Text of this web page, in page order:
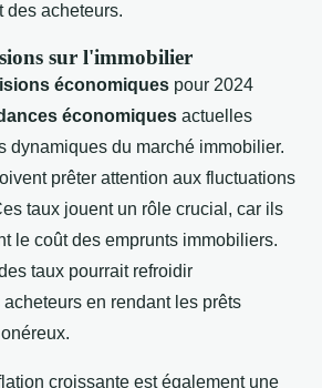
des acheteurs.
sur l'immobilier
économiques pour 2024
économiques actuelles
dynamiques du marché immobilier.
prêter attention aux fluctuations
taux jouent un rôle crucial, car ils
le coût des emprunts immobiliers.
taux pourrait refroidir
en rendant les prêts
croissante est également une